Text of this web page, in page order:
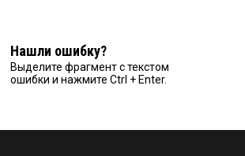
Нашли ошибку?
Выделите фрагмент с текстом
ошибки и нажмите Ctrl + Enter.